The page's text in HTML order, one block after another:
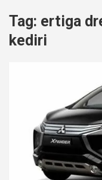
Tag: ertiga
kediri